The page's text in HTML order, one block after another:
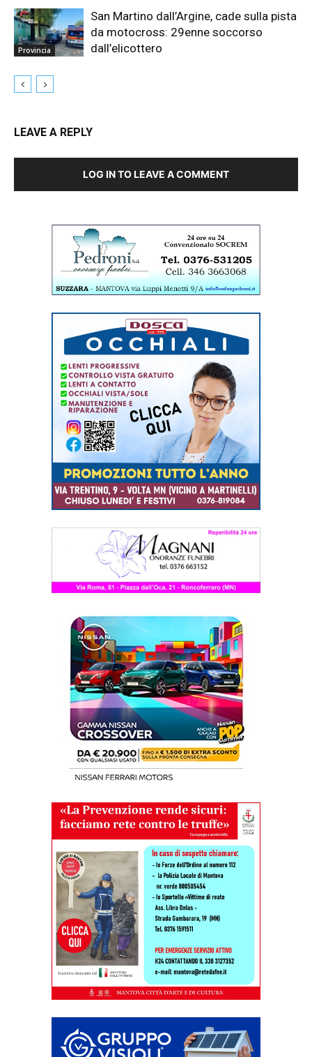
Provincia
San Martino dall’Argine, cade sulla pista
da motocross: 29enne soccorso
dall’elicottero
LEAVE A REPLY
LOG IN TO LEAVE A COMMENT